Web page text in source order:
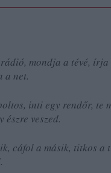
mondja a tévé, írja
a net.
inti egy rendőr, te
észre veszed.
cáfol a másik, titkos a